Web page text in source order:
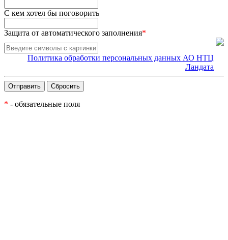
С кем хотел бы поговорить
Защита от автоматического заполнения*
Политика обработки персональных данных АО НТЦ
Ландата
* - обязательные поля